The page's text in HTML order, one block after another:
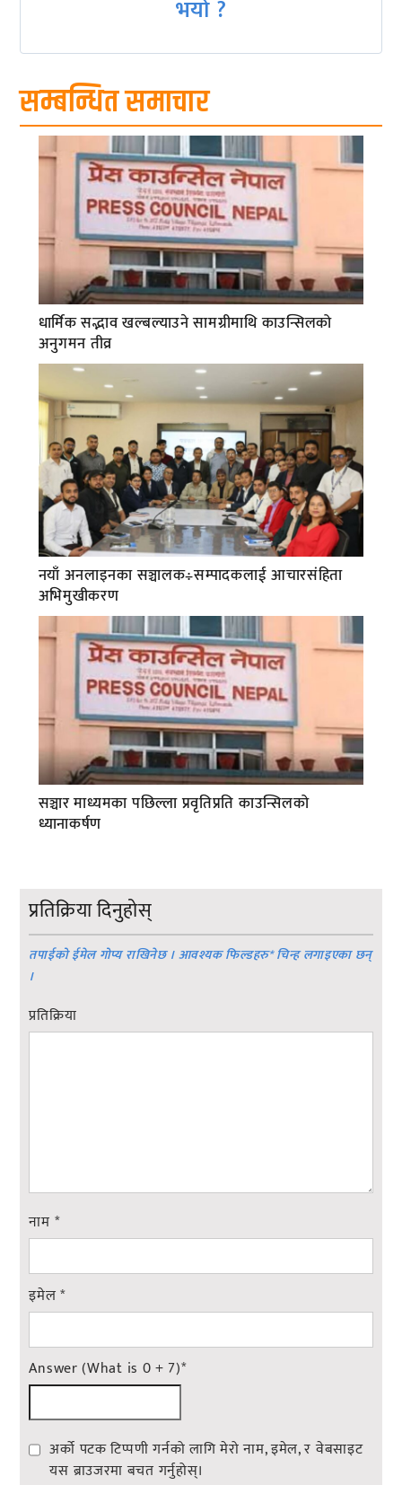
भयो ?
सम्बन्धित समाचार
धार्मिक सद्भाव खल्बल्याउने सामग्रीमाथि काउन्सिलको
अनुगमन तीव्र
नयाँ अनलाइनका सञ्चालक÷सम्पादकलाई आचारसंहिता
अभिमुखीकरण
सञ्चार माध्यमका पछिल्ला प्रवृतिप्रति काउन्सिलको
ध्यानाकर्षण
प्रतिक्रिया दिनुहोस्
तपाईको ईमेल गोप्य राखिनेछ । आवश्यक फिल्डहरु*चिन्ह लगाइएका छन्
।
प्रतिक्रिया
नाम *
इमेल*
Answer (What is 0 + 7)*
अर्को पटक टिप्पणी गर्नको लागि मेरो नाम, इमेल, र वेबसाइट
यस ब्राउजरमा बचत गर्नुहोस्।